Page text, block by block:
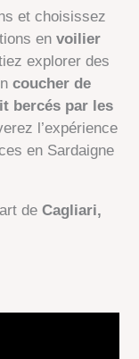
et choisissez
envoilier
explorer des
coucher de
bercés par les
l’expérience
en Sardaigne
deCagliari,